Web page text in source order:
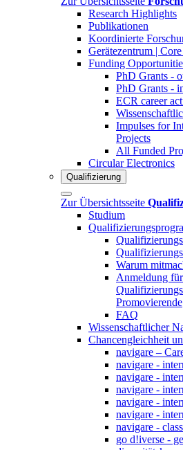
Research Highlights
Publikationen
Koordinierte
Gerätezentrum |
Funding
PhD Grants -
PhD Grants -
ECR career
Impulses for
Projects
All Funded
Circular Electronics
Qualifizierung
Zur Übersichtsseite
Studium
Warum
Anmeldung
Promovierende
FAQ
Wissenschaftlicher
Chancengleichheit
navigare –
navigare -
navigare -
navigare -
navigare -
navigare -
navigare -
go d!iverse -